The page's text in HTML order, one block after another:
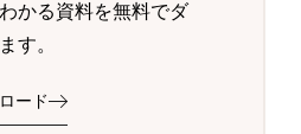
かる資料を無料でダ
す。
ード